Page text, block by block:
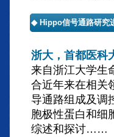
◆ Hippo信号通路研究
浙大，首都医科
来自浙江大学生
合近年来在相关
导通路组成及调
胞极性蛋白和细
综述和探讨……